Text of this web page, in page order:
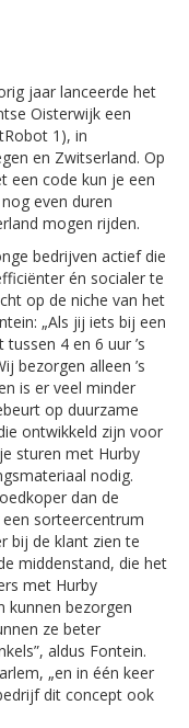
jaar lanceerde het
Oisterwijk een
1), in
en Zwitserland. Op
een code kun je een
even duren
mogen rijden.
bedrijven actief die
én socialer te
op de niche van het
„Als jij iets bij een
4 en 6 uur ’s
bezorgen alleen ’s
is er veel minder
op duurzame
ontwikkeld zijn voor
sturen met Hurby
nodig.
dan de
sorteercentrum
bij de klant zien te
middenstand, die het
met Hurby
kunnen bezorgen
ze beter
aldus Fontein.
„en in één keer
dit concept ook